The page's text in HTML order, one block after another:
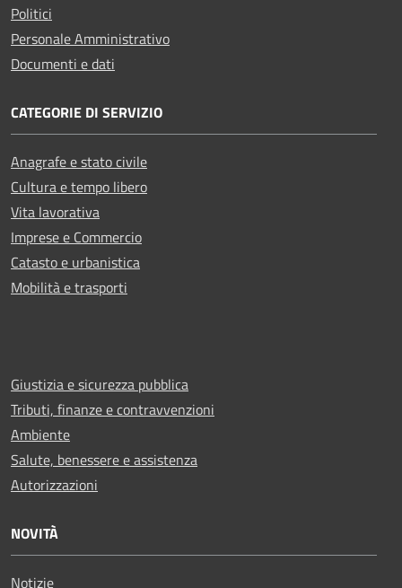
Politici
Personale Amministrativo
Documenti e dati
CATEGORIE DI SERVIZIO
Anagrafe e stato civile
Cultura e tempo libero
Vita lavorativa
Imprese e Commercio
Catasto e urbanistica
Mobilità e trasporti
Giustizia e sicurezza pubblica
Tributi, finanze e contravvenzioni
Ambiente
Salute, benessere e assistenza
Autorizzazioni
NOVITÀ
Notizie